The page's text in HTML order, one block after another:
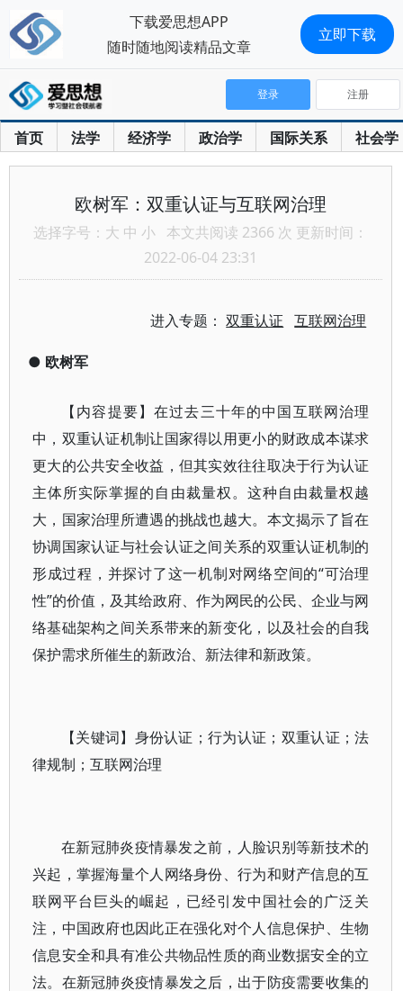
首页 法学 经济学 政治学 国际关系 社会学
登录 注册
欧树军：双重认证与互联网治理
选择字号： 大 中 小 本文共阅读 2366 次 更新时间：
2022-06-04 23:31
进入专题：双重认证 互联网治理
● 欧树军
【内容提要】在过去三十年的中国互联网治理
中，双重认证机制让国家得以用更小的财政成本谋求
更大的公共安全收益，但其实效往往取决于行为认证
主体所实际掌握的自由裁量权。这种自由裁量权越
大，国家治理所遭遇的挑战也越大。本文揭示了旨在
协调国家认证与社会认证之间关系的双重认证机制的
形成过程，并探讨了这一机制对网络空间的“可治理
性”的价值，及其给政府、作为网民的公民、企业与网
络基础架构之间关系带来的新变化，以及社会的自我
保护需求所催生的新政治、新法律和新政策。
【关键词】身份认证；行为认证；双重认证；法
律规制；互联网治理
在新冠肺炎疫情暴发之前，人脸识别等新技术的
兴起，掌握海量个人网络身份、行为和财产信息的互
联网平台巨头的崛起，已经引发中国社会的广泛关
注，中国政府也因此正在强化对个人信息保护、生物
信息安全和具有准公共物品性质的商业数据安全的立
法。在新冠肺炎疫情暴发之后，出于防疫需要收集的
下载爱思想APP
随时随地阅读精品文章
立即下载